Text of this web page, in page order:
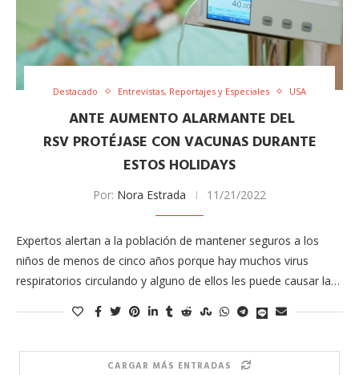
Destacado Entrevistas, Reportajes y Especiales USA
ANTE AUMENTO ALARMANTE DEL
RSV PROTÉJASE CON VACUNAS DURANTE
ESTOS HOLIDAYS
Por: Nora Estrada 11/21/2022
Expertos alertan a la población de mantener seguros a los
niños de menos de cinco años porque hay muchos virus
respiratorios circulando y alguno de ellos les puede causar la…
CARGAR MÁS ENTRADAS